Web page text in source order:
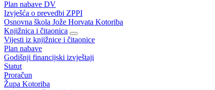
Plan nabave DV
Izvješća o prevedbi ZPPI
Osnovna škola Jože Horvata Kotoriba
Knjižnica i čitaonica
Vijesti iz knjižnice i čitaonice
Plan nabave
Godišnji financijski izvještaji
Statut
Proračun
Župa Kotoriba